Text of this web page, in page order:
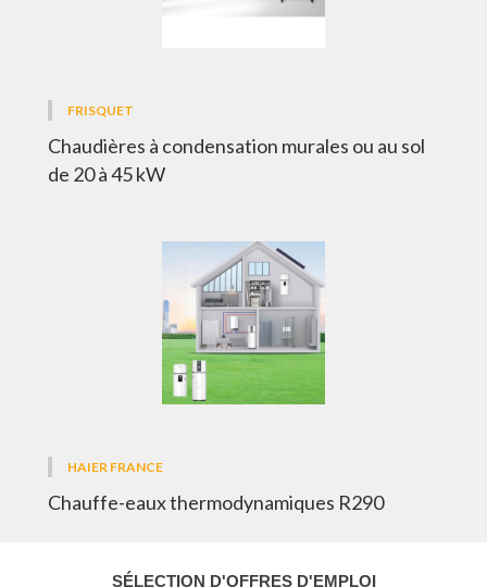
FRISQUET
Chaudières à condensation murales ou au sol
de 20 à 45 kW
HAIER FRANCE
Chauffe-eaux thermodynamiques R290
SÉLECTION D'OFFRES D'EMPLOI